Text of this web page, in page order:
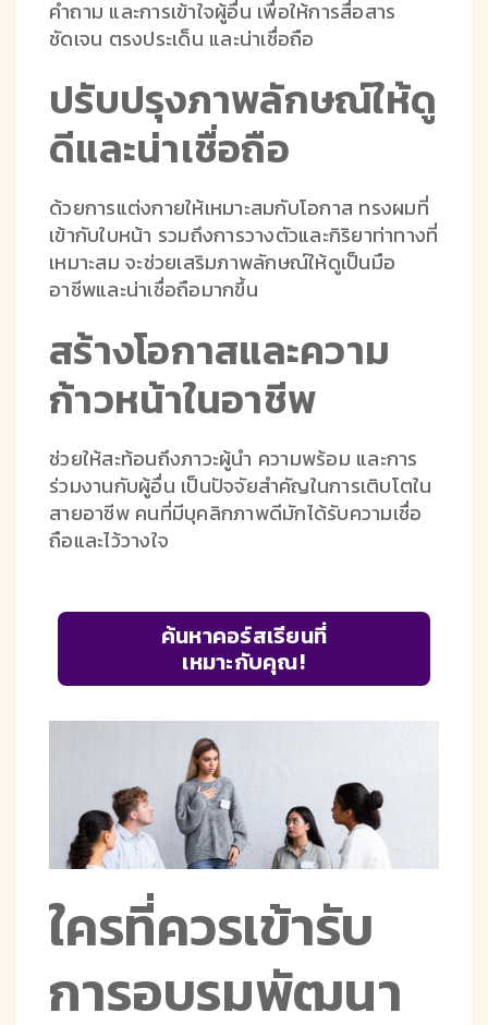
คำถาม และการเข้าใจผู้อื่น เพื่อให้การสื่อสาร
ชัดเจน ตรงประเด็น และน่าเชื่อถือ
ปรับปรุงภาพลักษณ์ให้ดู
ดีและน่าเชื่อถือ
ด้วยการแต่งกายให้เหมาะสมกับโอกาส ทรงผมที่
เข้ากับใบหน้า รวมถึงการวางตัวและกิริยาท่าทางที่
เหมาะสม จะช่วยเสริมภาพลักษณ์ให้ดูเป็นมือ
อาชีพและน่าเชื่อถือมากขึ้น
สร้างโอกาสและความ
ก้าวหน้าในอาชีพ
ช่วยให้สะท้อนถึงภาวะผู้นำ ความพร้อม และการ
ร่วมงานกับผู้อื่น เป็นปัจจัยสำคัญในการเติบโตใน
สายอาชีพ คนที่มีบุคลิกภาพดีมักได้รับความเชื่อ
ถือและไว้วางใจ
ค้นหาคอร์สเรียนที่
เหมาะกับคุณ!
ใครที่ควรเข้ารับ
การอบรมพัฒนา